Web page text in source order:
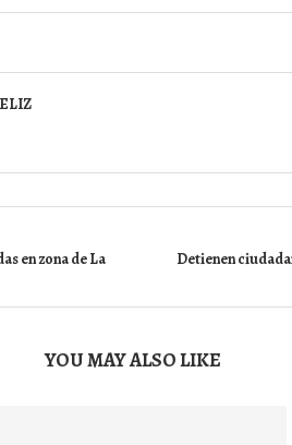
en zona de La
Detienen
YOU MAY ALSO LIKE